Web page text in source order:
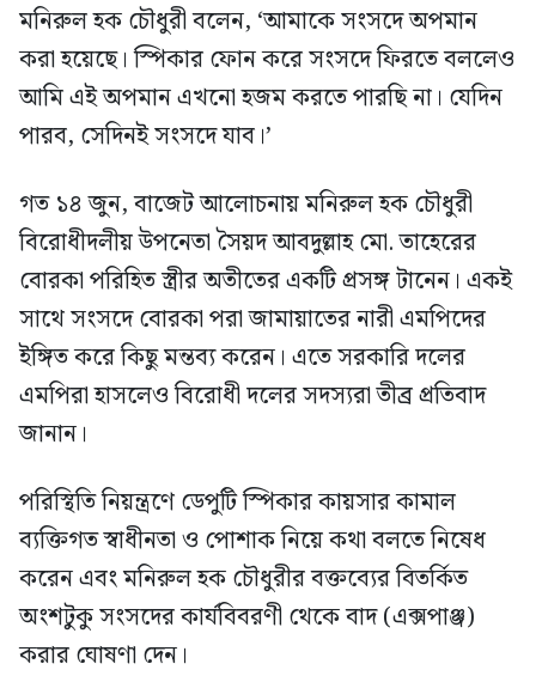
মনিরুল হক চৌধুরী বলেন, ‘আমাকে সংসদে অপমান
করা হয়েছে। স্পিকার ফোন করে সংসদে ফিরতে বললেও
আমি এই অপমান এখনো হজম করতে পারছি না। যেদিন
পারব, সেদিনই সংসদে যাব।’
গত ১৪ জুন, বাজেট আলোচনায় মনিরুল হক চৌধুরী
বিরোধীদলীয় উপনেতা সৈয়দ আবদুল্লাহ মো. তাহেরের
বোরকা পরিহিত স্ত্রীর অতীতের একটি প্রসঙ্গ টানেন। একই
সাথে সংসদে বোরকা পরা জামায়াতের নারী এমপিদের
ইঙ্গিত করে কিছু মন্তব্য করেন। এতে সরকারি দলের
এমপিরা হাসলেও বিরোধী দলের সদস্যরা তীব্র প্রতিবাদ
জানান।
পরিস্থিতি নিয়ন্ত্রণে ডেপুটি স্পিকার কায়সার কামাল
ব্যক্তিগত স্বাধীনতা ও পোশাক নিয়ে কথা বলতে নিষেধ
করেন এবং মনিরুল হক চৌধুরীর বক্তব্যের বিতর্কিত
অংশটুকু সংসদের কার্যবিবরণী থেকে বাদ (এক্সপাঞ্জ)
করার ঘোষণা দেন।